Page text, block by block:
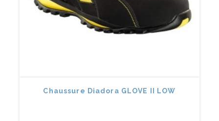
Chaussure Diadora GLOVE II LOW